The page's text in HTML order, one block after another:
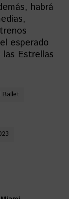
habrá
esperado
Estrellas
Ballet